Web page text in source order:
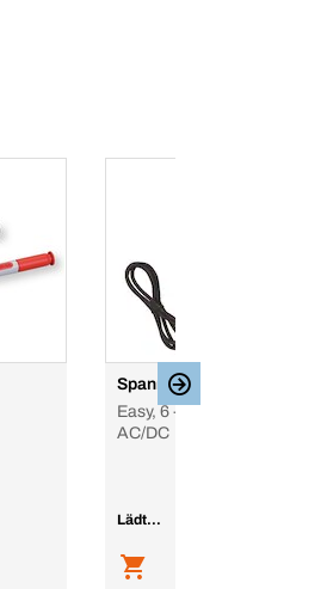
Spannungsprüfer
Easy, 6 - 400 V, 6-400V
AC/DC
Lädt...